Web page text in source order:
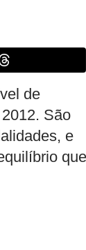
de
São
e
que